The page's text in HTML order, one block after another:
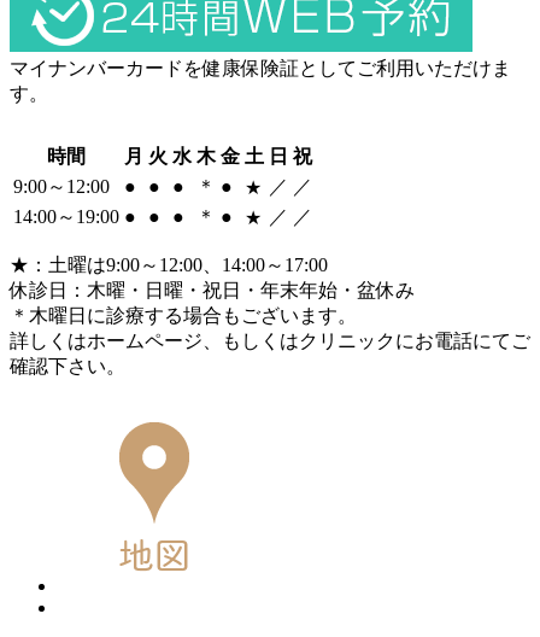
マイナンバーカードを健康保険証としてご利用いただけま
す。
時間 月 火 水 木 金 土 日 祝
9:00～12:00
● ● ● ＊ ● ★ ／ ／
14:00～19:00 ● ● ● ＊ ● ★ ／ ／
★ ：土曜は9:00～12:00、14:00～17:00
休診日：木曜・日曜・祝日・年末年始・盆休み
＊ 木曜日に診療する場合もございます。
詳しくはホームページ、もしくはクリニックにお電話にてご
確認下さい。